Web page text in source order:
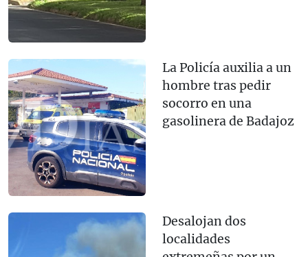
La Policía auxilia a un
hombre tras pedir
socorro en una
gasolinera de Badajoz
Desalojan dos
localidades